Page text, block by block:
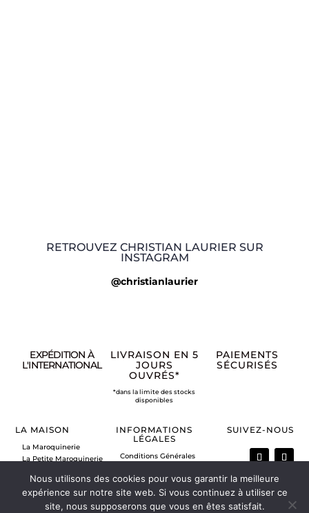
RETROUVEZ CHRISTIAN LAURIER SUR
INSTAGRAM
@christianlaurier
EXPÉDITION À
L'INTERNATIONAL
LIVRAISON EN 5
JOURS
OUVRÉS*
*dans la limite des stocks
disponibles
PAIEMENTS
SÉCURISÉS
LA MAISON
La Maroquinerie
La Petite Maroquinerie
Nous contacter
INFORMATIONS
LÉGALES
Conditions Générales
Mentions légales
Politique de retour
Vos commandes
SUIVEZ-NOUS
Nous utilisons des cookies pour vous garantir la meilleure
expérience sur notre site web. Si vous continuez à utiliser ce
site, nous supposerons que vous en êtes satisfait.